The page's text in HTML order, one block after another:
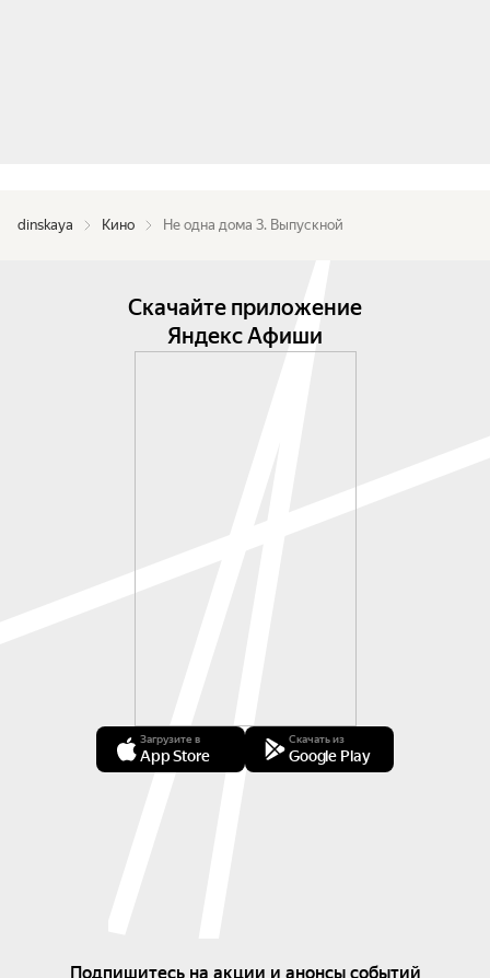
dinskaya Кино Не одна дома 3. Выпускной
Скачайте приложение
Яндекс Афиши
Загрузите в
App Store
Скачать из
Google Play
Подпишитесь на акции и анонсы событий